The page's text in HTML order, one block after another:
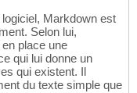
Markdown est
Selon lui,
place une
qui lui donne un
qui existent. Il
du texte simple que